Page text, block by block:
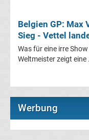
Ligue
1
Tabelle
Süper
Belgien GP: Max
Sieg - Vettel
Was für eine irre
Weltmeister zeigt eine
Werbung